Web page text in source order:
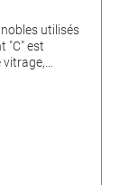
utilisés
"C" est
vitrage,
d'environ